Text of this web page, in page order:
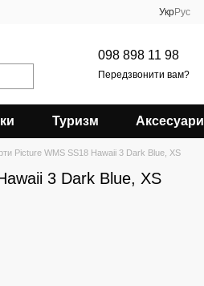
УкрРус
098 898 11 98
Передзвонити вам?
Туризм Аксесуари
Picture WMS SS18 Hawaii 3 Dark Blue, XS
3 Dark Blue, XS